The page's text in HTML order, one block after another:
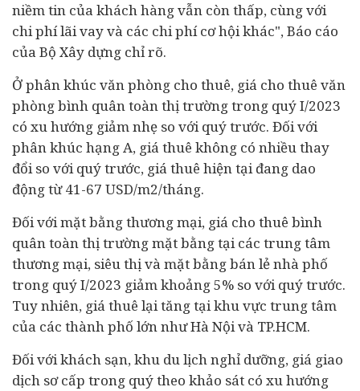
niềm tin của khách hàng vẫn còn thấp, cùng với
chi phí lãi vay và các chi phí cơ hội khác", Báo cáo
của Bộ Xây dựng chỉ rõ.
Ở phân khúc văn phòng cho thuê, giá cho thuê văn
phòng bình quân toàn thị trường trong quý I/2023
có xu hướng giảm nhẹ so với quý trước. Đối với
phân khúc hạng A, giá thuê không có nhiều thay
đổi so với quý trước, giá thuê hiện tại đang dao
động từ 41-67 USD/m2/tháng.
Đối với mặt bằng thương mại, giá cho thuê bình
quân toàn thị trường mặt bằng tại các trung tâm
thương mại, siêu thị và mặt bằng bán lẻ nhà phố
trong quý I/2023 giảm khoảng 5% so với quý trước.
Tuy nhiên, giá thuê lại tăng tại khu vực trung tâm
của các thành phố lớn như Hà Nội và TP.HCM.
Đối với khách sạn, khu du lịch nghỉ dưỡng, giá giao
dịch sơ cấp trong quý theo khảo sát có xu hướng